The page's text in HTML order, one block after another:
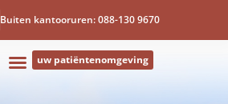
Buiten kantooruren: 088-130 9670
uw patiëntenomgeving